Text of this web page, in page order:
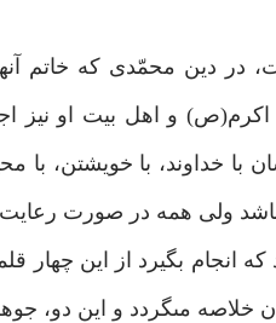
در دين محمّدى كه
و اهل بيت او نيز
خداوند، با خويشتن، با
ولى همه در صورت
انجام بگيرد از اين چهار
مى‏گردد و اين دو،